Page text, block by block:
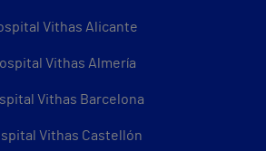
Vithas Alicante
Vithas Almería
Vithas Barcelona
Vithas Castellón